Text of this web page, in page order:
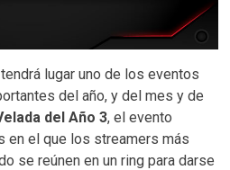
lugar uno de los eventos
del año, y del mes y de
del Año 3, el evento
en el que los streamers más
se reúnen en un ring para darse